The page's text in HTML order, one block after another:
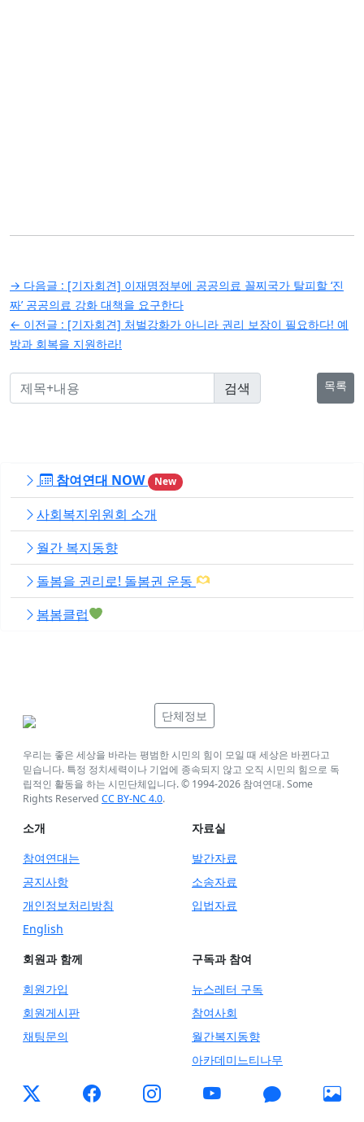
글
탐
색
→ 다음글 : [기자회견] 이재명정부에 공공의료 꼴찌국가 탈피할 ‘진
짜’ 공공의료 강화 대책을 요구한다
← 이전글 : [기자회견] 처벌강화가 아니라 권리 보장이 필요하다! 예
방과 회복을 지원하라!
목록
참여연대 NOW New
사회복지위원회 소개
월간 복지동향
돌봄을 권리로! 돌봄권 운동
봄봄클럽
단체정보
우리는 좋은 세상을 바라는 평범한 시민의 힘이 모일 때 세상은 바뀐다고
믿습니다. 특정 정치세력이나 기업에 종속되지 않고 오직 시민의 힘으로 독
립적인 활동을 하는 시민단체입니다. © 1994-2026 참여연대. Some
Rights Reserved CC BY-NC 4.0.
소개
참여연대는
공지사항
개인정보처리방침
English
자료실
발간자료
소송자료
입법자료
회원과 함께
회원가입
회원게시판
채팅문의
구독과 참여
뉴스레터 구독
참여사회
월간복지동향
아카데미느티나무